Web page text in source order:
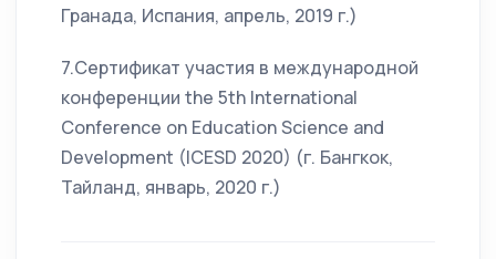
Гранада, Испания, апрель, 2019 г.)
7.Сертификат участия в международной
конференции the 5th International
Conference on Education Science and
Development (ICESD 2020) (г. Бангкок,
Тайланд, январь, 2020 г.)